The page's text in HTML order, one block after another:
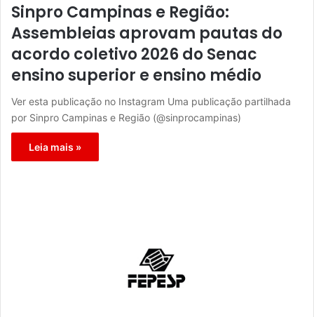
Sinpro Campinas e Região:
Assembleias aprovam pautas do
acordo coletivo 2026 do Senac
ensino superior e ensino médio
Ver esta publicação no Instagram Uma publicação partilhada
por Sinpro Campinas e Região (@sinprocampinas)
Leia mais »